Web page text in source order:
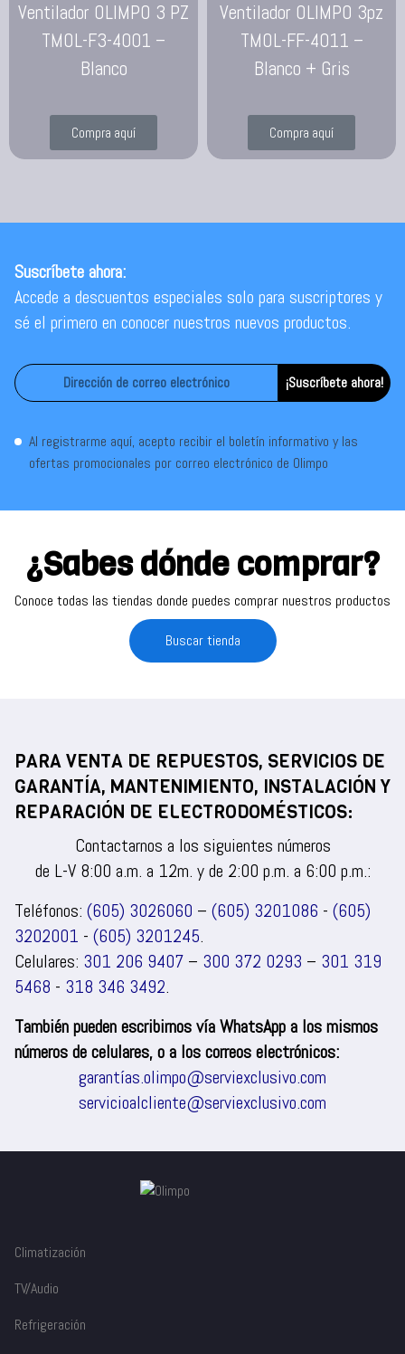
Ventilador OLIMPO 3 PZ
TMOL-F3-4001 –
Blanco
Compra aquí
Ventilador OLIMPO 3pz
TMOL-FF-4011 –
Blanco + Gris
Compra aquí
Suscríbete ahora:
Accede a descuentos especiales solo para suscriptores y
sé el primero en conocer nuestros nuevos productos.
¡Suscríbete ahora!
Al registrarme aquí, acepto recibir el boletín informativo y las
ofertas promocionales por correo electrónico de Olimpo
¿Sabes dónde comprar?
Conoce todas las tiendas donde puedes comprar nuestros productos
Buscar tienda
PARA VENTA DE REPUESTOS, SERVICIOS DE
GARANTÍA, MANTENIMIENTO, INSTALACIÓN Y
REPARACIÓN DE ELECTRODOMÉSTICOS:
Contactarnos a los siguientes números
de L-V 8:00 a.m. a 12m. y de 2:00 p.m. a 6:00 p.m.:
Teléfonos: (605) 3026060 – (605) 3201086 - (605)
3202001 - (605) 3201245.
Celulares: 301 206 9407 – 300 372 0293 – 301 319
5468 - 318 346 3492.
También pueden escribirnos vía WhatsApp a los mismos
números de celulares, o a los correos electrónicos:
garantías.olimpo@serviexclusivo.com
servicioalcliente@serviexclusivo.com
Climatización
TV/Audio
Refrigeración